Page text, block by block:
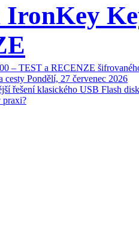
– TEST a RECENZE
cesty Pondělí, 27 červenec 2026
řešení klasického USB Flash
praxi?